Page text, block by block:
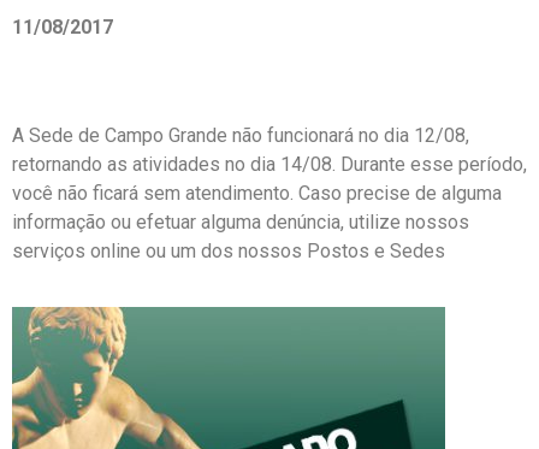
11/08/2017
A Sede de Campo Grande não funcionará no dia 12/08,
retornando as atividades no dia 14/08. Durante esse período,
você não ficará sem atendimento. Caso precise de alguma
informação ou efetuar alguma denúncia, utilize nossos
serviços online ou um dos nossos Postos e Sedes